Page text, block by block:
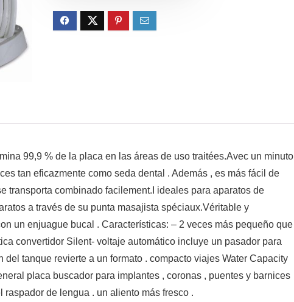
99,9 % de la placa en las áreas de uso traitées.Avec un minuto
tan eficazmente como seda dental . Además , es más fácil de
transporta combinado facilement.I ideales para aparatos de
a través de su punta masajista spéciaux.Véritable y
un enjuague bucal . Características: – 2 veces más pequeño que
convertidor Silent- voltaje automático incluye un pasador para
tanque revierte a un formato . compacto viajes Water Capacity
placa buscador para implantes , coronas , puentes y barnices
de lengua . un aliento más fresco .